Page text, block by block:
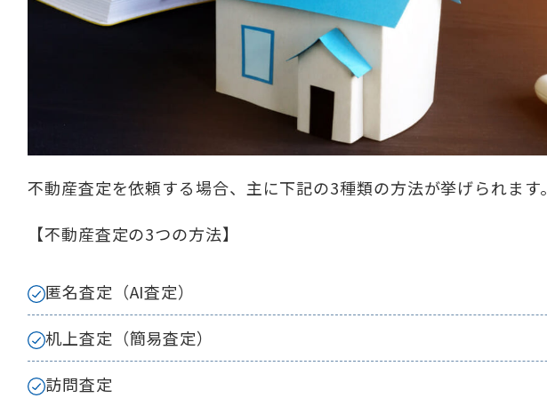
不動産査定を依頼する場合、主に下記の3種類の方法が挙げられます
【不動産査定の3つの方法】
匿名査定（AI査定）
机上査定（簡易査定）
訪問査定